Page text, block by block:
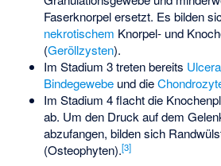
Faserknorpel ersetzt. Es bilden
nekrotischem Knorpel- und
(Geröllzysten).
Im Stadium 3 treten bereits
Bindegewebeund die
Im Stadium 4 flacht die
ab. Um den Druck auf dem
abzufangen, bilden sich
(Osteophyten).[3]